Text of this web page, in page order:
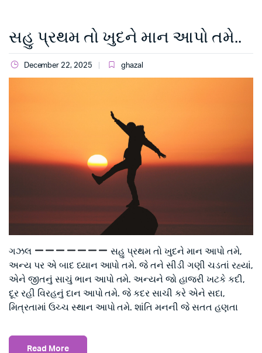
સહુ પ્રથમ તો ખુદને માન આપો તમે..
December 22, 2025 ghazal
ગઝલ
સહુ પ્રથમ તો ખુદને માન આપો તમે,
અન્ય પર એ બાદ ધ્યાન આપો તમે. જે તને સીડી ગણી ચડતાં રહ્યાં,
એને જીતનું સાચું ભાન આપો તમે. અન્યને જો હાજરી ખટકે કદી,
દૂર રહી વિરહનું દાન આપો તમે. જે કદર સાચી કરે એને સદા,
મિત્રતામાં ઉચ્ચ સ્થાન આપો તમે. શાંતિ મનની જે સતત હણતા
Read More